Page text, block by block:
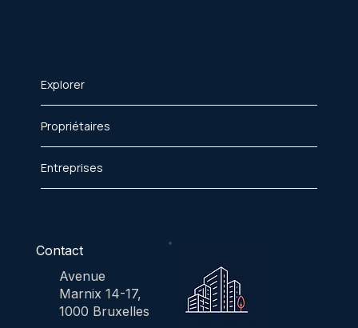
Explorer
Propriétaires
Entreprises
Contact
Avenue
Marnix 14-17,
1000 Bruxelles